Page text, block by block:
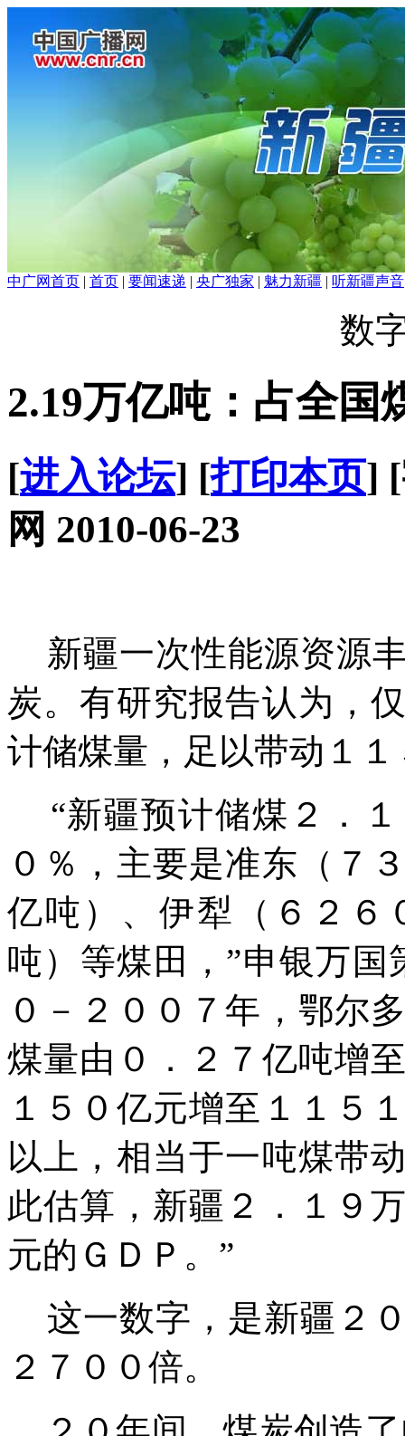
中广网首页 | 首页 | 要闻速递 | 央广独家 | 魅力新疆 | 听新疆声音
数
2.19万亿吨：占全国
[进入论坛] [打印本页]
网 2010-06-23
新疆一次性能源资源
炭。有研究报告认为，
计储煤量，足以带动１
“新疆预计储煤２．１
０％，主要是准东（７
亿吨）、伊犁（６２６
吨）等煤田，”申银万
０－２００７年，鄂尔
煤量由０．２７亿吨增
１５０亿元增至１１５
以上，相当于一吨煤带
此估算，新疆２．１９
元的ＧＤＰ。”
这一数字，是新疆２
２７００倍。